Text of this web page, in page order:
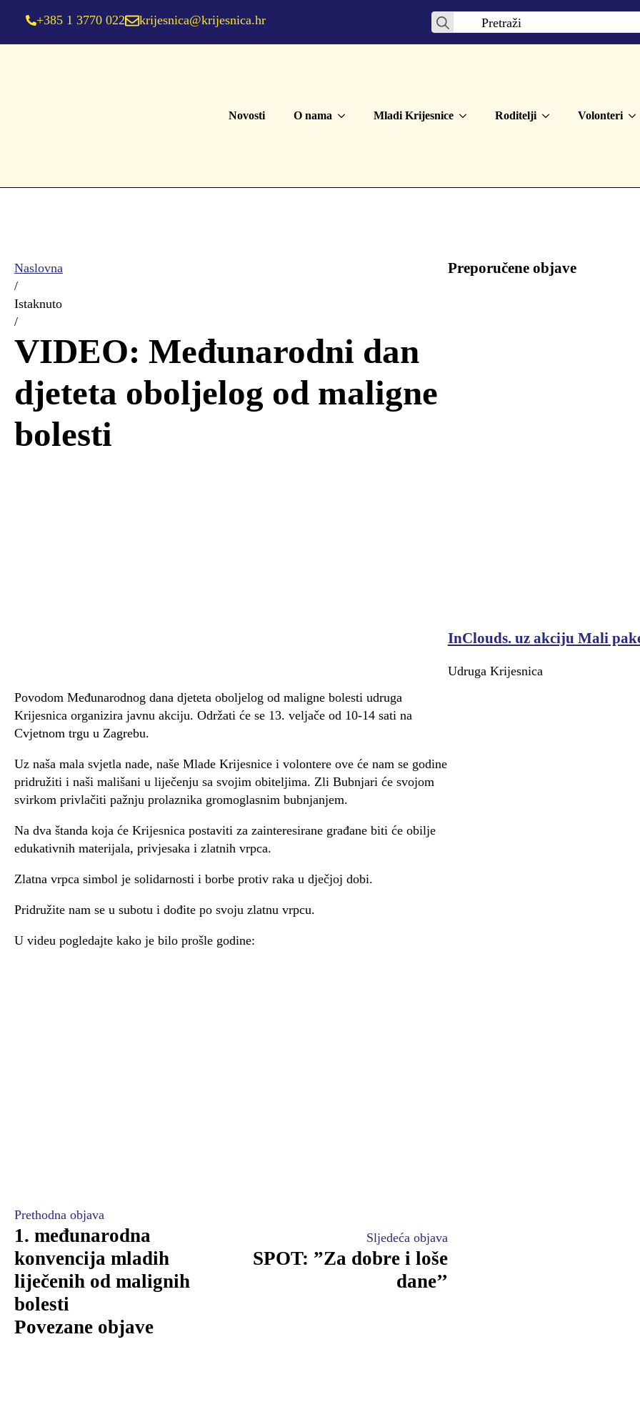
+385 1 3770 022 krijesnica@krijesnica.hr
Search
Novosti O nama Mladi Krijesnice Roditelji Volonteri
Naslovna
/
Istaknuto
/
VIDEO: Međunarodni dan
djeteta oboljelog od maligne
bolesti
Povodom Međunarodnog dana djeteta oboljelog od maligne bolesti udruga
Krijesnica organizira javnu akciju. Održati će se 13. veljače od 10-14 sati na
Cvjetnom trgu u Zagrebu.
Uz naša mala svjetla nade, naše Mlade Krijesnice i volontere ove će nam se godine
pridružiti i naši mališani u liječenju sa svojim obiteljima. Zli Bubnjari će svojom
svirkom privlačiti pažnju prolaznika gromoglasnim bubnjanjem.
Na dva štanda koja će Krijesnica postaviti za zainteresirane građane biti će obilje
edukativnih materijala, privjesaka i zlatnih vrpca.
Zlatna vrpca simbol je solidarnosti i borbe protiv raka u dječjoj dobi.
Pridružite nam se u subotu i dođite po svoju zlatnu vrpcu.
U videu pogledajte kako je bilo prošle godine:
Prethodna objava
1. međunarodna
konvencija mladih
liječenih od malignih
bolesti
Sljedeća objava
SPOT: ”Za dobre i loše
dane’’
Povezane objave
Preporučene objave
InClouds. uz akciju Mali
Udruga Krijesnica